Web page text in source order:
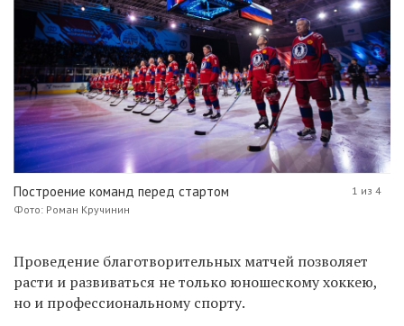
Построение команд перед стартом
Фото: Роман Кручинин
1 из 4
Проведение благотворительных матчей позволяет
расти и развиваться не только юношескому хоккею,
но и профессиональному спорту.